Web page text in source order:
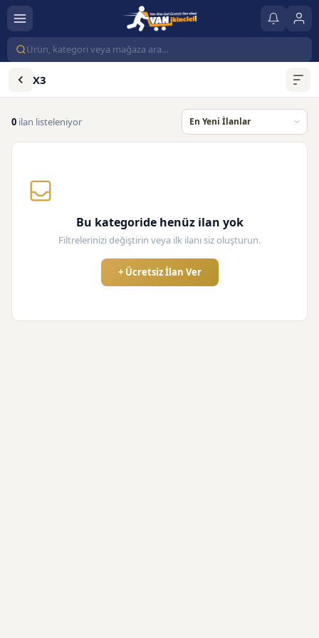
X3
0 ilan listeleniyor
Bu kategoride henüz ilan yok
Filtrelerinizi değiştirin veya ilk ilanı siz oluşturun.
+ Ücretsiz İlan Ver